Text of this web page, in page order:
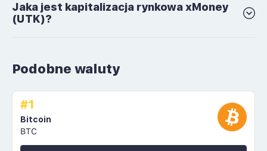
Jaka jest kapitalizacja rynkowa xMoney
(UTK)?
Podobne waluty
#1
Bitcoin
BTC